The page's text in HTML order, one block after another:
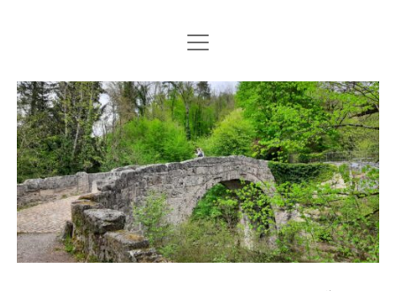
HERZLICH WILLKOMMEN
ZU DEN WANDERUNGEN
ÜBER DEN VEREIN
KONTAKTIERE UNS
facebook
Menü
öffnen